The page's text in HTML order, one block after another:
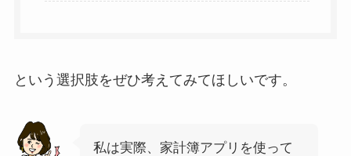
という選択肢をぜひ考えてみてほしいです。
私は実際、家計簿アプリを使って